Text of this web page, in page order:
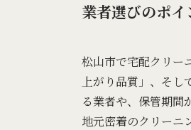
業者選びのポ
松山市で宅配クリー
上がり品質」、そ
る業者や、保管期間
地元密着のクリーニ